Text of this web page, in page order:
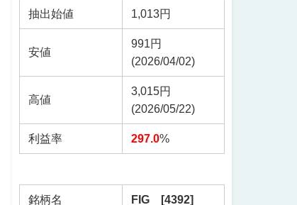
抽出始値 1,013円
安値
991円
(2026/04/02)
高値
3,015円
(2026/05/22)
利益率 297.0%
銘柄名 FIG [4392]